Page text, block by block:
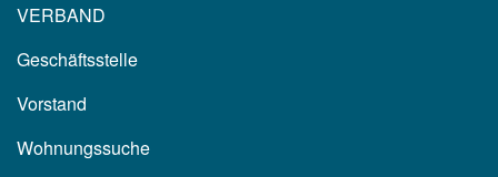
VERBAND
Geschäftsstelle
Vorstand
Wohnungssuche